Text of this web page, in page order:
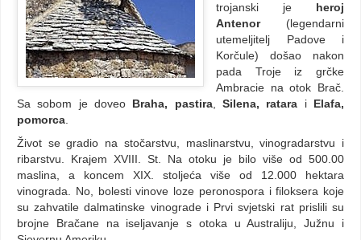
trojanski je heroj
Antenor(legendarni
utemeljitelj Padove i
Korčule) došao nakon
pada Troje iz grčke
Ambracie na otok Brač.
Sa sobom je doveo Braha, pastira,Silena, ratara i Elafa,
pomorca
Život se gradio na stočarstvu, maslinarstvu, vinogradarstvu i
ribarstvu. Krajem XVIII. St. Na otoku je bilo više od 500.00
maslina, a koncem XIX. stoljeća više od 12.000 hektara
vinograda. No, bolesti vinove loze peronospora i filoksera koje
su zahvatile dalmatinske vinograde i Prvi svjetski rat prislili su
brojne Bračane na iseljavanje s otoka u Australiju, Južnu i